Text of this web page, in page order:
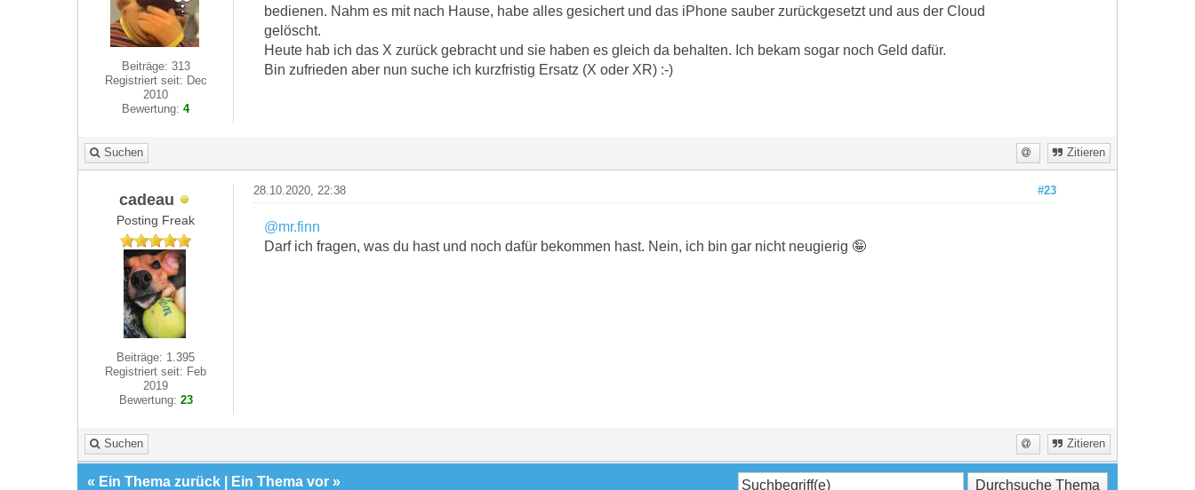
Beiträge: 313
Registriert seit: Dec
2010
Bewertung:4
bedienen. Nahm es mit nach Hause, habe alles gesichert und das iPhone sauber zurückgesetzt und aus der Cloud
gelöscht.
Heute hab ich das X zurück gebracht und sie haben es gleich da behalten. Ich bekam sogar noch Geld dafür.
Bin zufrieden aber nun suche ich kurzfristig Ersatz (X oder XR) :-)
Suchen Zitieren
cadeau
Posting Freak
Beiträge: 1.395
Registriert seit: Feb
2019
Bewertung: 23
#23
28.10.2020, 22:38
@mr.finn
Darf ich fragen, was du hast und noch dafür bekommen hast. Nein, ich bin gar nicht neugierig 🤪
Suchen Zitieren
« Ein Thema zurück Ein Thema vor »